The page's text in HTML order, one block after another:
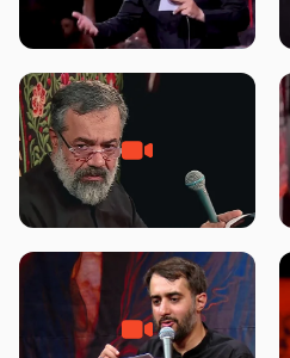
شور ، حسینا! به‌ حق زهرا «أُنْظُرْ
إِلَینا» – عزاداری شب هفتم ماه
مادر منم مثل تو خمیدم – حاج
محمود کریمی – شهادت حضرت
هیئت رایة العباس علیه السلام